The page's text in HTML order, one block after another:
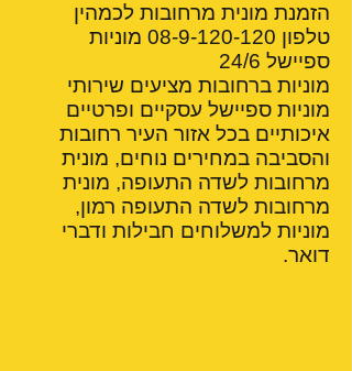
הזמנת מונית מרחובות לכמהין
טלפון 08-9-120-120 מוניות
ספיישל 24/6
מוניות ברחובות מציעים שירותי
מוניות ספיישל עסקיים ופרטיים
איכותיים בכל אזור העיר רחובות
והסביבה במחירים נוחים, מונית
מרחובות לשדה התעופה, מונית
מרחובות לשדה התעופה רמון,
מוניות למשלוחים חבילות ודברי
דואר.